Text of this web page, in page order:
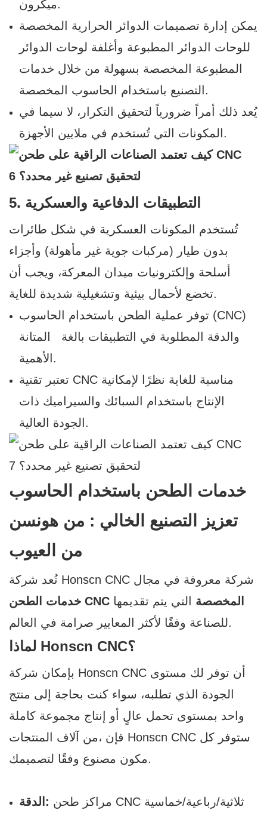
ميكرون.
يمكن إدارة تصميمات الدوائر الحرارية المخصصة
للوحات الدوائر المطبوعة وأغلفة لوحات الدوائر
المطبوعة المخصصة بسهولة من خلال خدمات
التصنيع باستخدام الحاسوب المخصصة.
يُعد ذلك أمراً ضرورياً لتحقيق التكرار، لا سيما في
المكونات التي تُستخدم في ملايين الأجهزة.
5. التطبيقات الدفاعية والعسكرية
تُستخدم المكونات العسكرية في شكل طائرات
بدون طيار (مركبات جوية غير مأهولة) وأجزاء
أسلحة وإلكترونيات ميدان المعركة، ويجب أن
تخضع لأحمال بيئية وتشغيلية شديدة للغاية.
توفر عملية الطحن باستخدام الحاسوب (CNC)
المتانة
والدقة المطلوبة في التطبيقات بالغة
الأهمية.
تعتبر تقنية CNC مناسبة للغاية نظرًا لإمكانية
الإنتاج باستخدام السبائك والسيراميك ذات
الجودة العالية.
خدمات الطحن باستخدام الحاسوب
من هونسن : تعزيز التصنيع الخالي
من العيوب
Honscn
CNC شركة معروفة في مجال
خدمات الطحن CNC المخصصة التي يتم تقديمها
للصناعة وفقًا لأكثر المعايير صرامة في العالم.
لماذا Honscn CNC؟
Honscn CNC أن توفر لك مستوى
الجودة الذي تطلبه، سواء كنت بحاجة إلى منتج
واحد بمستوى تحمل عالٍ أو إنتاج مجموعة كاملة
من آلاف المنتجات،
فإن Honscn CNC ستوفر كل
مكون مصنوع وفقًا لتصميمك.
الدقة: مراكز طحن CNC ثلاثية/رباعية/خماسية